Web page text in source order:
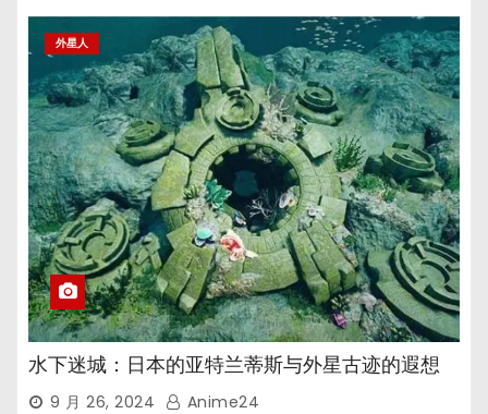
外星人
水下迷城：日本的亚特兰蒂斯与外星古迹的遐想
9 月 26, 2024 Anime24